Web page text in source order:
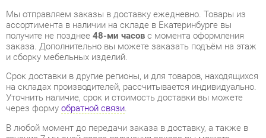
Срок доставки в другие регионы, и для товаров, находящихся
на складах производителей, рассчитывается индивидуально.
Уточнить наличие, срок и стоимость доставки вы можете
через формуобратной связи.
В любой момент до передачи заказа в доставку, а также в
течение 7-ми дней после получения заказа вы можете
изменить выборили принять решение об отказе от покупки.
Несмотря на качественную упаковку, готовые комплекты
могут быть повреждены при транспортировке. Если Вы
заметили дефект при приёме - мы заменим поврежденную
деталь.Повторная доставкатовара -бесплатна.